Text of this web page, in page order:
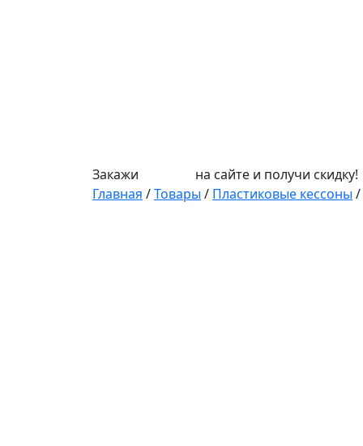
Закажи
на сайте и получи скидку!
Главная /Товары / Пластиковые кессоны /